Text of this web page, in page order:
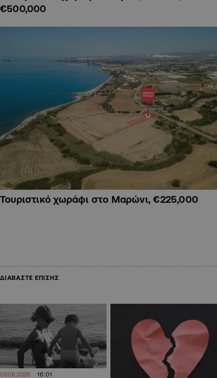
€500,000
Τουριστικό χωράφι στο Μαρώνι, €225,000
ΔΙΑΒΑΣΤΕ ΕΠΙΣΗΣ
09.08.2026 16:01